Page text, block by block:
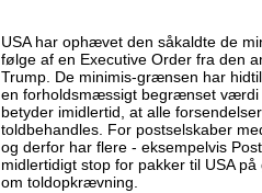
USA har ophævet den såkaldte de
følge af en Executive Order fra den
Trump. De minimis-grænsen har
en forholdsmæssigt begrænset
betyder imidlertid, at alle
toldbehandles. For postselskaber
og derfor har flere - eksempelvis
midlertidigt stop for pakker til USA
om toldopkrævning.